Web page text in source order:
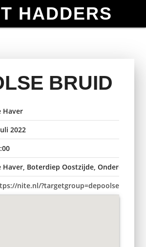
HADDERS
BRUID
Haver
2022
Haver, Boterdiep Oostzijde,
nite.nl/?targetgroup=depoolsebruid-